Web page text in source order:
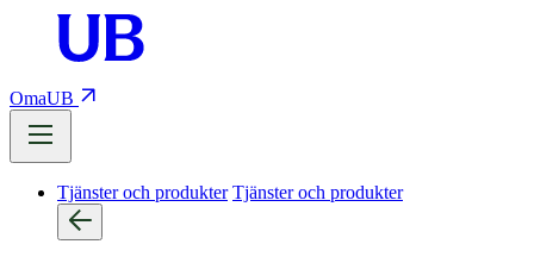
OmaUB
Tjänster och produkter Tjänster och produkter